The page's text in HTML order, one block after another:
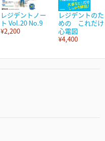
レジデントノー
ト Vol.20 No.9
¥2,200
レジデントのた
めの これだけ
心電図
¥4,400